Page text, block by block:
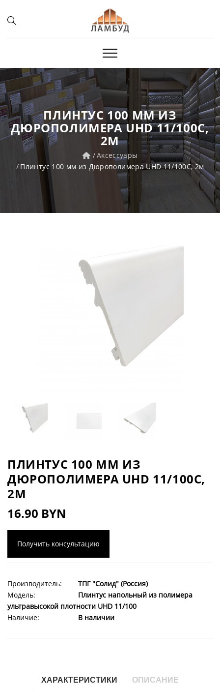
ПЛИНТУС 100 ММ ИЗ
ДЮРОПОЛИМЕРА UHD 11/100C,
2М
Аксессуары
Плинтус 100 мм из Дюрополимера UHD 11/100C, 2м
ПЛИНТУС 100 ММ ИЗ
ДЮРОПОЛИМЕРА UHD 11/100C,
2М
16.90 BYN
Получить консультацию
Производитель:
ТПГ "Солид" (Россия)
Модель:
Плинтус напольный из полимера
ультравысокой плотности UHD 11/100
Наличие:
В наличии
ХАРАКТЕРИСТИКИ ОПИСАНИЕ